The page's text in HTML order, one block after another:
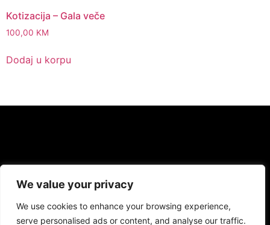
We value your privacy
We use cookies to enhance your browsing experience,
serve personalised ads or content, and analyse our traffic.
Kotizacija – Gala veče
100,00 KM
Dodaj u korpu